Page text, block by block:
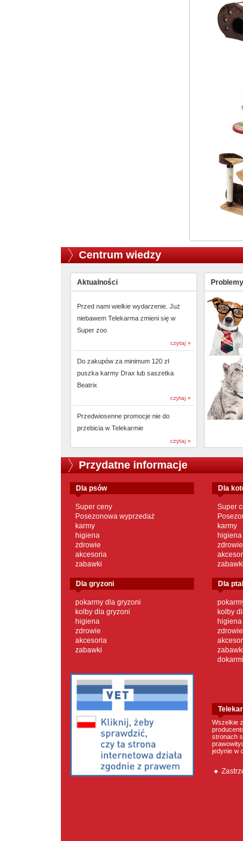
Centrum wiedzy
Aktualności
Przed nami wielkie wydarzenie. Już
niebawem Telekarma zmieni się w
Super zoo
czytaj »
Do zakupów za minimum 120 zł
puszka karmy Drax lub saszetka
Beatrix
czytaj »
Przedwiosenne promocje nie do
przebicia w Telekarmie
czytaj »
Przydatne informacje
dla psów
Super ceny
Posezonowa wyprzedaż
karmy
higiena
zdrowie
akcesoria
zabawki
dla
Super
karmy
higiena
zdrowie
zabawki
dla gryzoni
pokarmy dla gryzoni
kolby dla gryzoni
higiena
zdrowie
akcesoria
zabawki
dla
kolby
higiena
zdrowie
zabawki
Wszelkie
stronach
jedynie w